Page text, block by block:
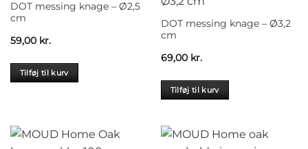
DOT messing knage – Ø2,5
cm
59,00 kr.
Tilføj til kurv
DOT messing knage – Ø3,2
cm
69,00 kr.
Tilføj til kurv